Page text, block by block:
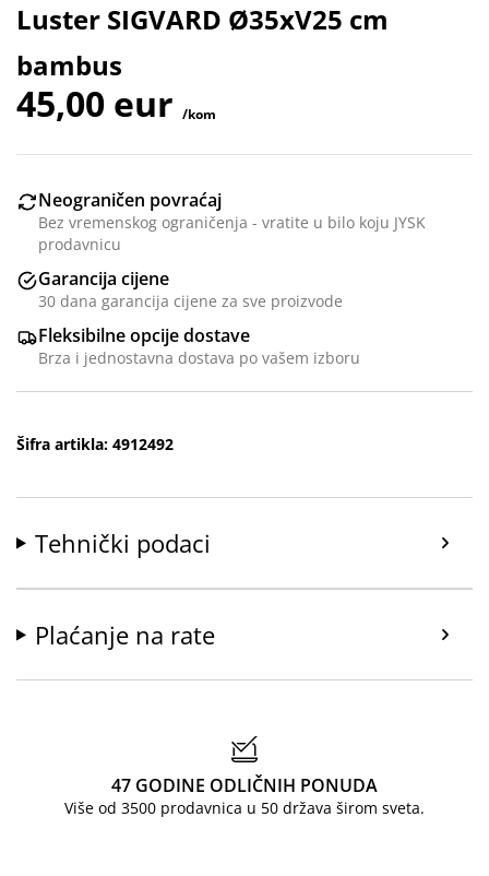
Luster SIGVARD Ø35xV25 cm
bambus
45,00 eur /kom
Neograničen povraćaj
Bez vremenskog ograničenja - vratite u bilo koju JYSK
prodavnicu
Garancija cijene
30 dana garancija cijene za sve proizvode
Fleksibilne opcije dostave
Brza i jednostavna dostava po vašem izboru
Šifra artikla: 4912492
Tehnički podaci
Plaćanje na rate
47 GODINE ODLIČNIH PONUDA
Više od 3500 prodavnica u 50 država širom sveta.